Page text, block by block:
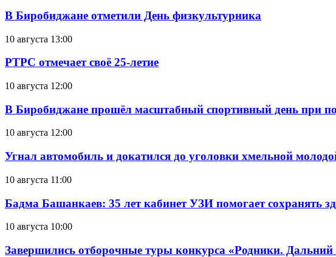
В Биробиджане отметили День физкультурника
10 августа 13:00
РТРС отмечает своё 25-летие
10 августа 12:00
В Биробиджане прошёл масштабный спортивный день при
10 августа 12:00
Угнал автомобиль и докатился до уголовки хмельной
10 августа 11:00
Бадма Башанкаев: 35 лет кабинет УЗИ помогает сохранять
10 августа 10:00
Завершились отборочные туры конкурса «Родники. Дальний